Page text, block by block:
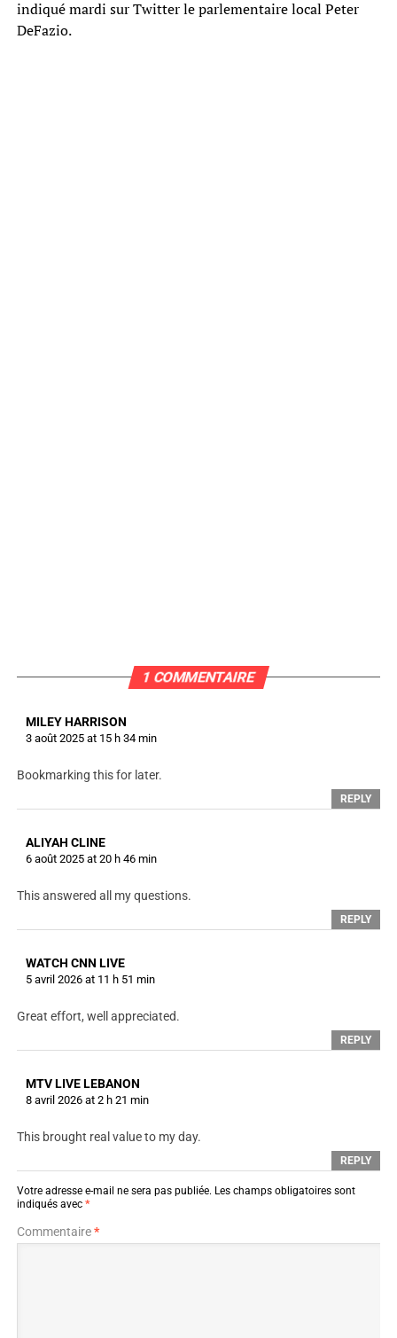
indiqué mardi sur Twitter le parlementaire local Peter
DeFazio.
1 COMMENTAIRE
MILEY HARRISON
3 août 2025 at 15 h 34 min
Bookmarking this for later.
REPLY
ALIYAH CLINE
6 août 2025 at 20 h 46 min
This answered all my questions.
REPLY
WATCH CNN LIVE
5 avril 2026 at 11 h 51 min
Great effort, well appreciated.
REPLY
MTV LIVE LEBANON
8 avril 2026 at 2 h 21 min
This brought real value to my day.
REPLY
Votre adresse e-mail ne sera pas publiée. Les champs obligatoires sont
indiqués avec *
Commentaire*